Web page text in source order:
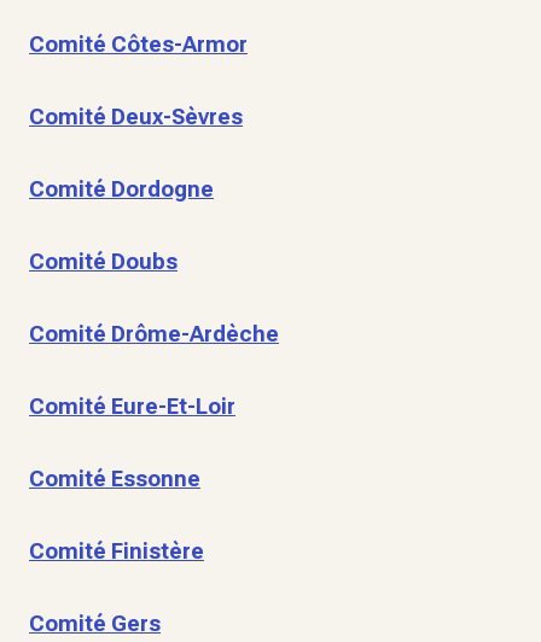
Comité Côtes-Armor
Comité Deux-Sèvres
Comité Dordogne
Comité Doubs
Comité Drôme-Ardèche
Comité Eure-Et-Loir
Comité Essonne
Comité Finistère
Comité Gers